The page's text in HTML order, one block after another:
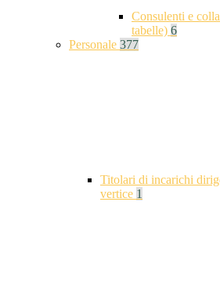
Consulenti e
tabelle) 6
Personale 377
Titolari di incarichi
vertice 1